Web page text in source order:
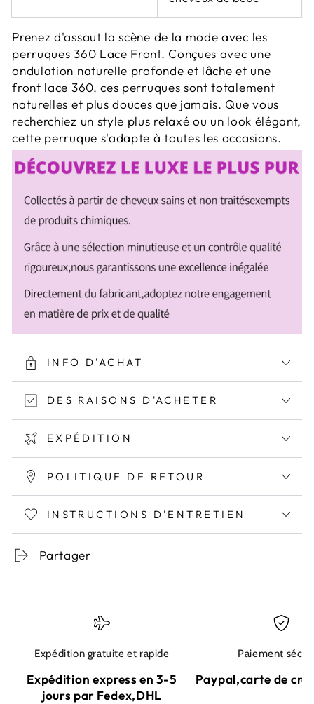
Prenez d'assaut la scène de la mode avec les
perruques 360 Lace Front. Conçues avec une
ondulation naturelle profonde et lâche et une
front lace 360, ces perruques sont totalement
naturelles et plus douces que jamais. Que vous
recherchiez un style plus relaxé ou un look élégant,
cette perruque s'adapte à toutes les occasions.
INFO D'ACHAT
DES RAISONS D'ACHETER
EXPÉDITION
POLITIQUE DE RETOUR
INSTRUCTIONS D'ENTRETIEN
Partager
Expédition gratuite et rapide
Expédition express en 3-5
jours par Fedex,DHL
Paiement
Paypal,carte de